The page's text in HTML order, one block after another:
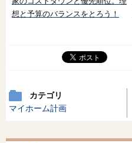
想と予算のバランスをとろう！
カテゴリ
マイホーム計画